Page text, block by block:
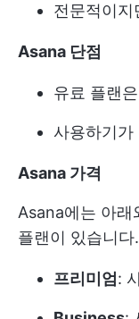
전문적이지
Asana 단점
유료 플랜
사용하기
Asana 가격
Asana에는 아래
플랜이 있습니다.
프리미엄 :